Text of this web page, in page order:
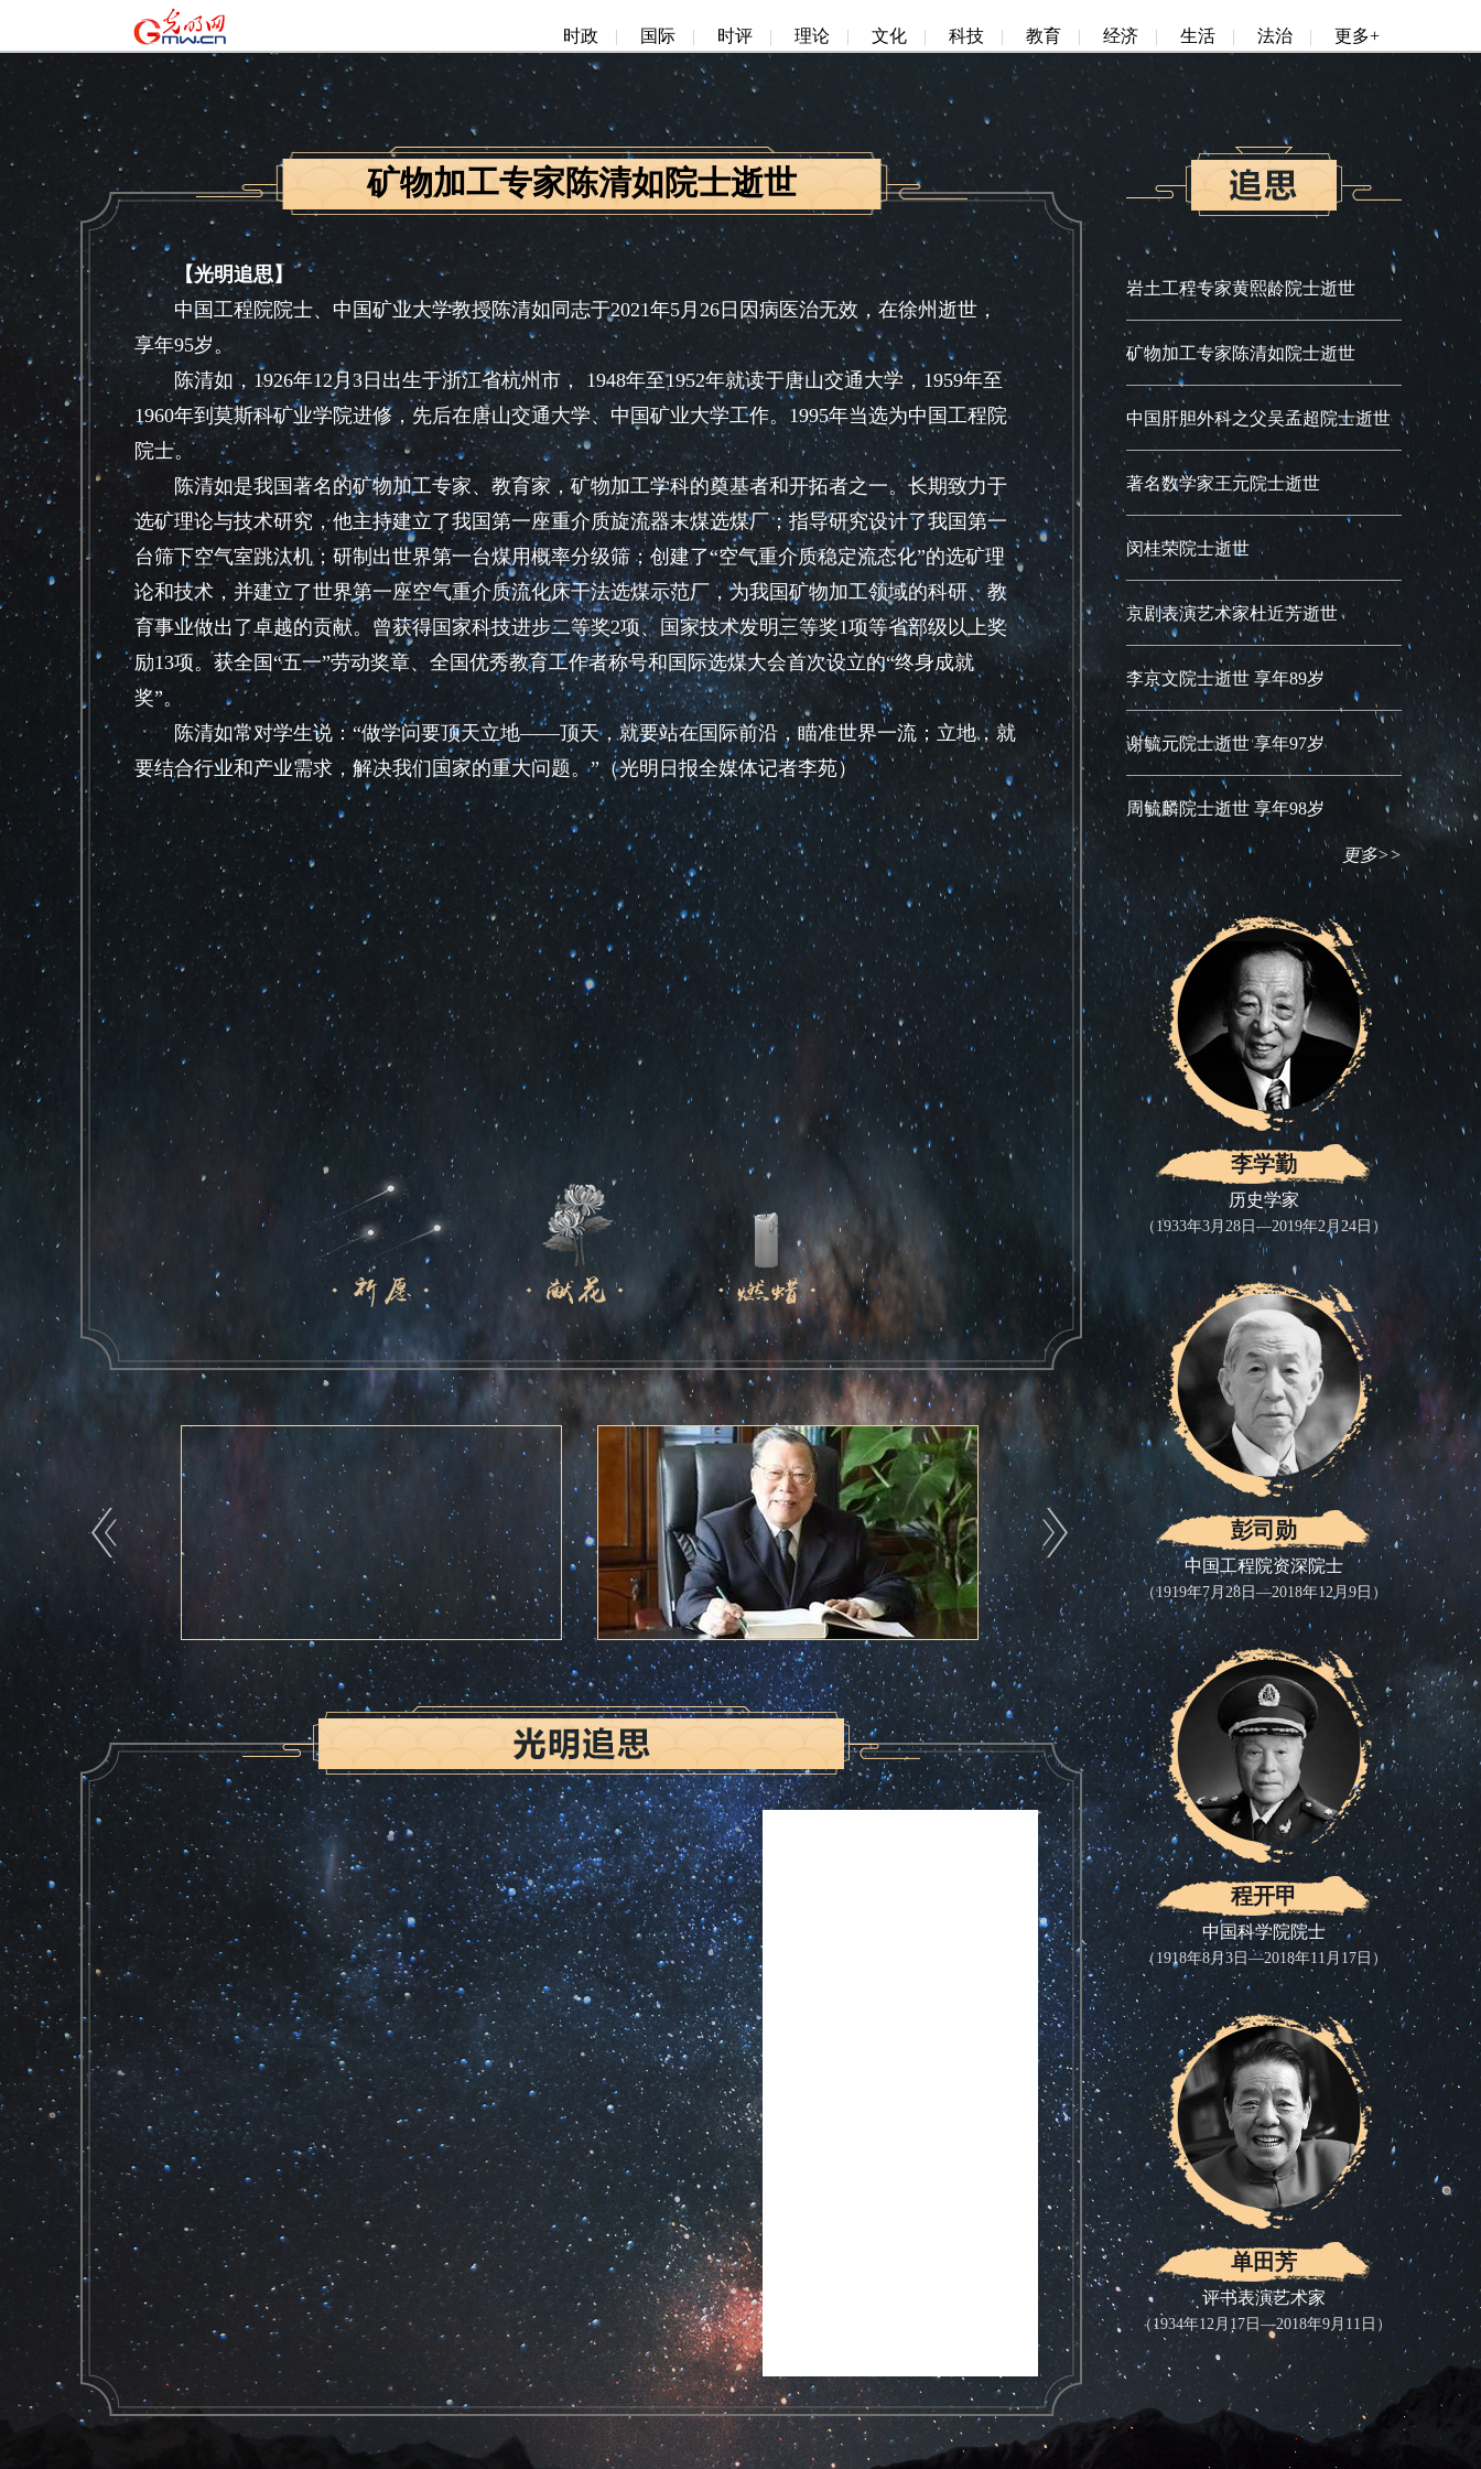
时政 | 国际 | 时评 | 理论 | 文化 | 科技 | 教育 | 经济 | 生活 | 法治 | 更多+
矿物加工专家陈清如院士逝世
【光明追思】
中国工程院院士、中国矿业大学教授陈清如同志于2021年5月26日因病医治无效，在徐州逝世，
享年95岁。
陈清如，1926年12月3日出生于浙江省杭州市， 1948年至1952年就读于唐山交通大学，1959年至
1960年到莫斯科矿业学院进修，先后在唐山交通大学、中国矿业大学工作。1995年当选为中国工程院
院士。
陈清如是我国著名的矿物加工专家、教育家，矿物加工学科的奠基者和开拓者之一。长期致力于
选矿理论与技术研究，他主持建立了我国第一座重介质旋流器末煤选煤厂；指导研究设计了我国第一
台筛下空气室跳汰机；研制出世界第一台煤用概率分级筛；创建了“空气重介质稳定流态化”的选矿理
论和技术，并建立了世界第一座空气重介质流化床干法选煤示范厂，为我国矿物加工领域的科研、教
育事业做出了卓越的贡献。曾获得国家科技进步二等奖2项、国家技术发明三等奖1项等省部级以上奖
励13项。获全国“五一”劳动奖章、全国优秀教育工作者称号和国际选煤大会首次设立的“终身成就
奖”。
陈清如常对学生说：“做学问要顶天立地——顶天，就要站在国际前沿，瞄准世界一流；立地，就
要结合行业和产业需求，解决我们国家的重大问题。”（光明日报全媒体记者李苑）
岩土工程专家黄熙龄院士逝世
矿物加工专家陈清如院士逝世
中国肝胆外科之父吴孟超院士逝世
著名数学家王元院士逝世
闵桂荣院士逝世
京剧表演艺术家杜近芳逝世
李京文院士逝世 享年89岁
谢毓元院士逝世 享年97岁
周毓麟院士逝世 享年98岁
更多>>
李学勤
历史学家
（1933年3月28日—2019年2月24日）
彭司勋
中国工程院资深院士
（1919年7月28日—2018年12月9日）
程开甲
中国科学院院士
（1918年8月3日—2018年11月17日）
单田芳
评书表演艺术家
（1934年12月17日—2018年9月11日）